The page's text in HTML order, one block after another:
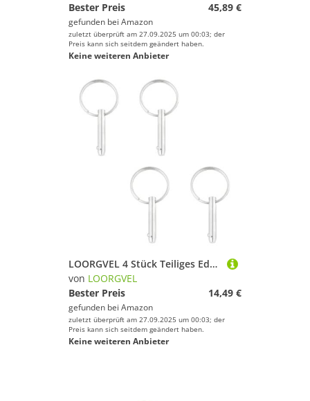
Bester Preis
45,89 €
gefunden bei Amazon
zuletzt überprüft am 27.09.2025 um 00:03; der
Preis kann sich seitdem geändert haben.
Keine weiteren Anbieter
LOORGVEL 4 Stück Teiliges Edelstahl Schnellspannstifte mit Federkugel für Boots Bimini Top Deckbeschläge und Scharniere Korrosionsbeständig Robuste Konstruktion für Bootszubehör
von LOORGVEL
Bester Preis
14,49 €
gefunden bei Amazon
zuletzt überprüft am 27.09.2025 um 00:03; der
Preis kann sich seitdem geändert haben.
Keine weiteren Anbieter